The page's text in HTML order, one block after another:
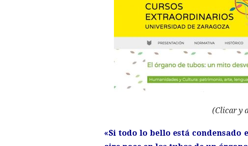
(Clicar y
«Si todo lo bello está